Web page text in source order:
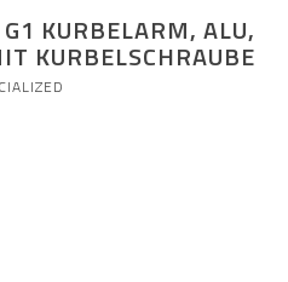
KURBELARM, ALU,
KURBELSCHRAUBE